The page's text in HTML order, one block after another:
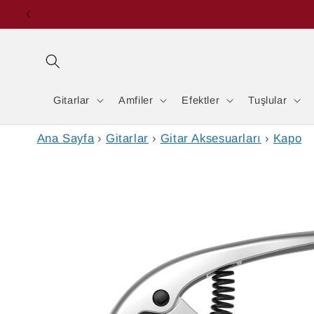
İçeriğe
Gitarlar Amfiler Efektler Tuşlular
Ana Sayfa › Gitarlar › Gitar Aksesuarları › Kapo